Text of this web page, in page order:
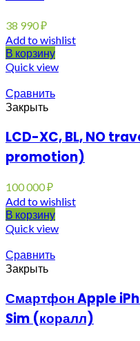
38 990₽
Add to wishlist
В корзину
Quick view
Сравнить
Закрыть
LCD-XC, BL, NO
promotion)
100 000₽
Add to wishlist
В корзину
Quick view
Сравнить
Закрыть
Смартфон Apple
Sim (коралл)